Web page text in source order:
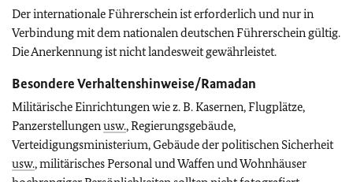
Der internationale Führerschein ist erforderlich und nur in
Verbindung mit dem nationalen deutschen Führerschein gültig.
Die Anerkennung ist nicht landesweit gewährleistet.
Besondere Verhaltenshinweise/Ramadan
Militärische Einrichtungen wie z. B. Kasernen, Flugplätze,
Panzerstellungenusw., Regierungsgebäude,
Verteidigungsministerium, Gebäude der politischen Sicherheit
usw., militärisches Personal und Waffen und Wohnhäuser